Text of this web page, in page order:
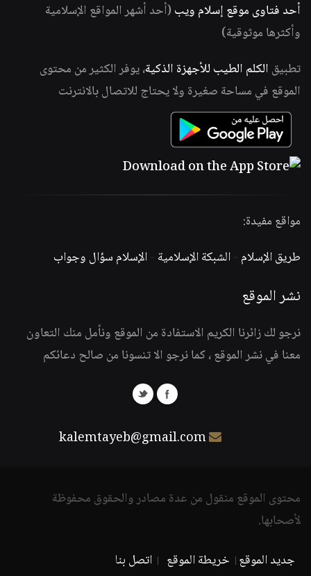
أحد فتاوى موقع إسلام ويب (أحد أشهر المواقع الإسلامية
وأكثرها موثوقية)
تطبيق الكلم الطيب للأجهزة الذكية، يوفر الكثير من محتوى
الموقع في مساحة صغيرة ولا يحتاج للاتصال بالانترنت
مواقع مفيدة:
طريق الإسلام -الشبكة الإسلامية -الإسلام سؤال وجواب
نشر الموقع
نرجو لك زائرنا الكريم الاستفادة من الموقع ونأمل منك التعاون
معنا في نشر الموقع ، كما نرجو الا تنسونا من صالح دعائكم
kalemtayeb@gmail.com
محتوى الموقع منقول من عدة مصادر والحقوق محفوظة
لأصحابها.
جديد الموقع خريطة الموقع اتصل بنا